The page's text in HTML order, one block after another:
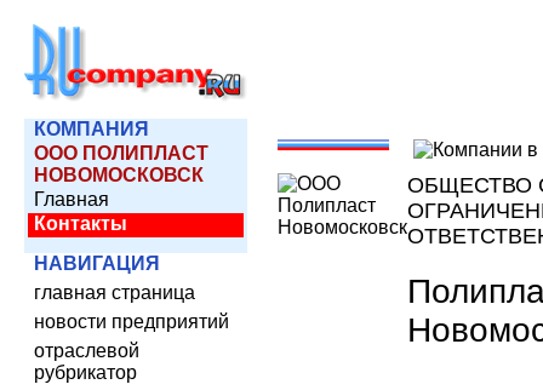
КОМПАНИЯ
ООО ПОЛИПЛАСТ
НОВОМОСКОВСК
Главная
Контакты
НАВИГАЦИЯ
главная страница
новости предприятий
отраслевой
рубрикатор
ОБЩЕСТВО